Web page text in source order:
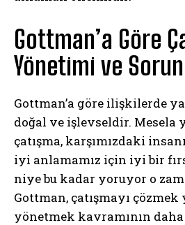
Gottman’a Göre
Yönetimi ve
Gottman’a göre ilişkilerde
doğal ve işlevseldir. Mesela
çatışma, karşımızdaki
iyi anlamamız için iyi bir
niye bu kadar yoruyor o
Gottman, çatışmayı çözmek
yönetmek kavramının